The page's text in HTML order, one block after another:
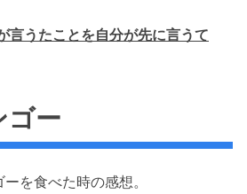
言うたことを自分が先に言うて
ゴー
を食べた時の感想。